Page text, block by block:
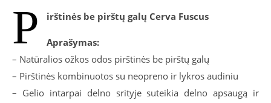
P irštinės be pirštų galų Cerva Fuscus
Aprašymas:
– Natūralios ožkos odos pirštinės be pirštų galų
– Pirštinės kombinuotos su neopreno ir lykros audiniu
– Gelio intarpai delno srityje suteikia delno apsaugą ir